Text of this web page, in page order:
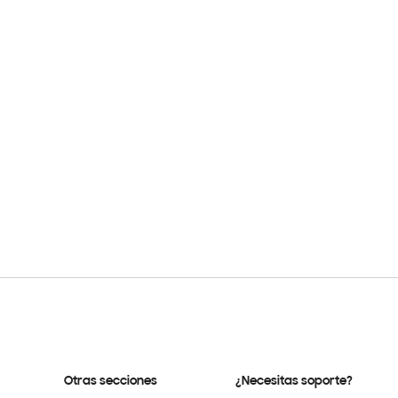
Otras secciones ¿Necesitas soporte?